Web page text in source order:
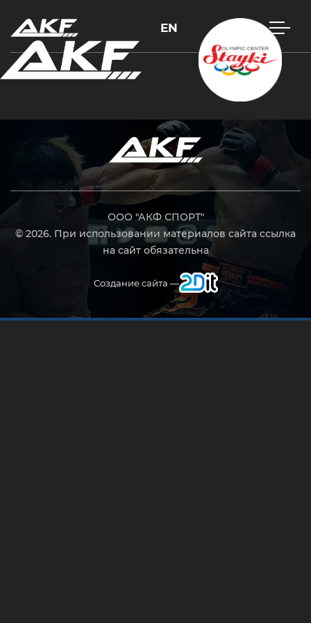
EN
ООО "АКФ СПОРТ"
© 2026. При использовании материалов сайта ссылка
на сайт обязательна
Создание сайта —
Нажмите Enter для поиска или Esc, чтобы закрыть